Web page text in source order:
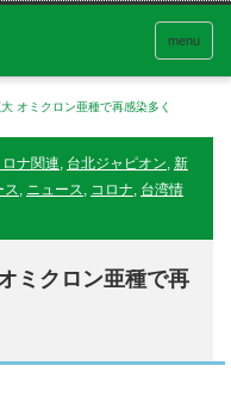
menu
オミクロン亜種で再感染多く
ロナ関連, 台北ジャピオン, 新
ス, ニュース, コロナ, 台湾情
ミクロン亜種で再